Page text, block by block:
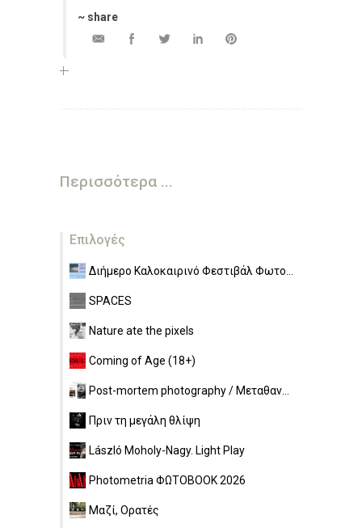
~ share
Περισσότερα ...
Επιλογές
Διήμερο Καλοκαιρινό Φεστιβάλ Φωτο...
SPACES
Nature ate the pixels
Coming of Age (18+)
Post-mortem photography / Μεταθαν...
Πριν τη μεγάλη θλίψη
László Moholy-Nagy. Light Play
Photometria ΦΩΤΟBOOK 2026
Μαζί, Ορατές